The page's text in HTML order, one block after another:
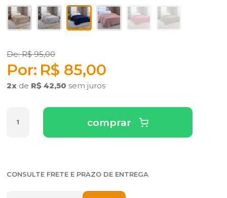
R$ 95,00
R$ 85,00
2x de R$ 42,50 sem juros
comprar
CONSULTE FRETE E PRAZO DE ENTREGA